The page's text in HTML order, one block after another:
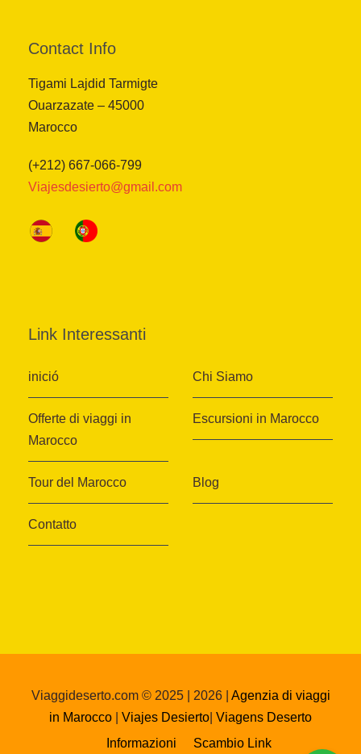
Contact Info
Tigami Lajdid Tarmigte
Ouarzazate – 45000
Marocco
(+212) 667-066-799
Viajesdesierto@gmail.com
Link Interessanti
inició Chi Siamo
Offerte di viaggi in
Marocco
Escursioni in Marocco
Tour del Marocco Blog
Contatto
Viaggideserto.com © 2025 | 2026 | Agenzia di viaggi
in Marocco
Viajes Desierto Viagens Deserto
Informazioni
Scambio Link